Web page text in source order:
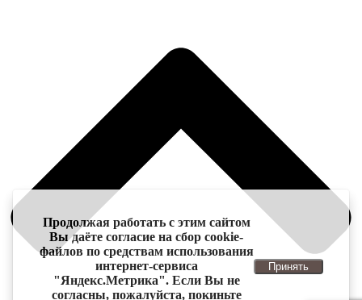
Продолжая работать с этим сайтом
Вы даёте согласие на сбор cookie-
файлов по средствам использования
интернет-сервиса
"Яндекс.Метрика". Если Вы не
согласны, пожалуйста, покиньте
Принять